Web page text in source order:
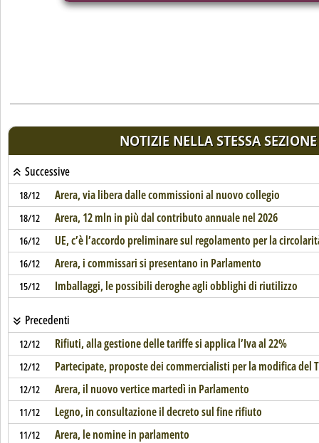
NOTIZIE NELLA STESSA SEZIONE
Successive
18/12 Arera, via libera dalle commissioni al nuovo collegio
18/12 Arera, 12 mln in più dal contributo annuale nel 2026
16/12 UE, c’è l’accordo preliminare sul regolamento per la
16/12 Arera, i commissari si presentano in Parlamento
15/12 Imballaggi, le possibili deroghe agli obblighi di riutilizzo
Precedenti
12/12 Rifiuti, alla gestione delle tariffe si applica l’Iva al 22%
12/12 Partecipate, proposte dei commercialisti per la modifica del
12/12 Arera, il nuovo vertice martedì in Parlamento
11/12 Legno, in consultazione il decreto sul fine rifiuto
11/12 Arera, le nomine in parlamento